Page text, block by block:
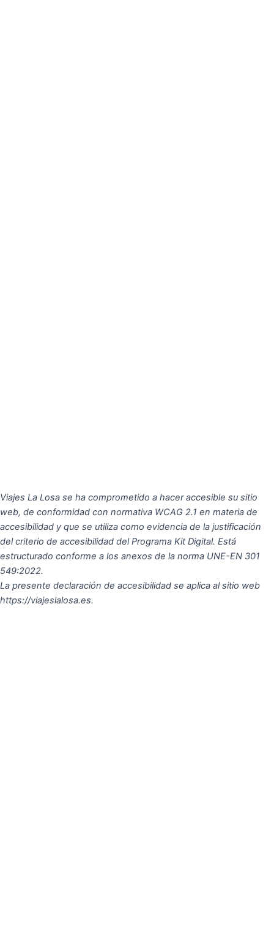
Viajes La Losa se ha comprometido a hacer accesible su sitio
web, de conformidad con normativa WCAG 2.1 en materia de
accesibilidad y que se utiliza como evidencia de la justificación
del criterio de accesibilidad del Programa Kit Digital. Está
estructurado conforme a los anexos de la norma UNE-EN 301
549:2022.
La presente declaración de accesibilidad se aplica al sitio web
https://viajeslalosa.es.